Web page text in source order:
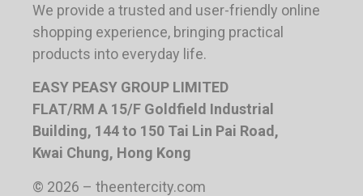
We provide a trusted and user-friendly online
shopping experience, bringing practical
products into everyday life.
EASY PEASY GROUP LIMITED
FLAT/RM A 15/F Goldfield Industrial
Building, 144 to 150 Tai Lin Pai Road,
Kwai Chung, Hong Kong
© 2026 – theentercity.com